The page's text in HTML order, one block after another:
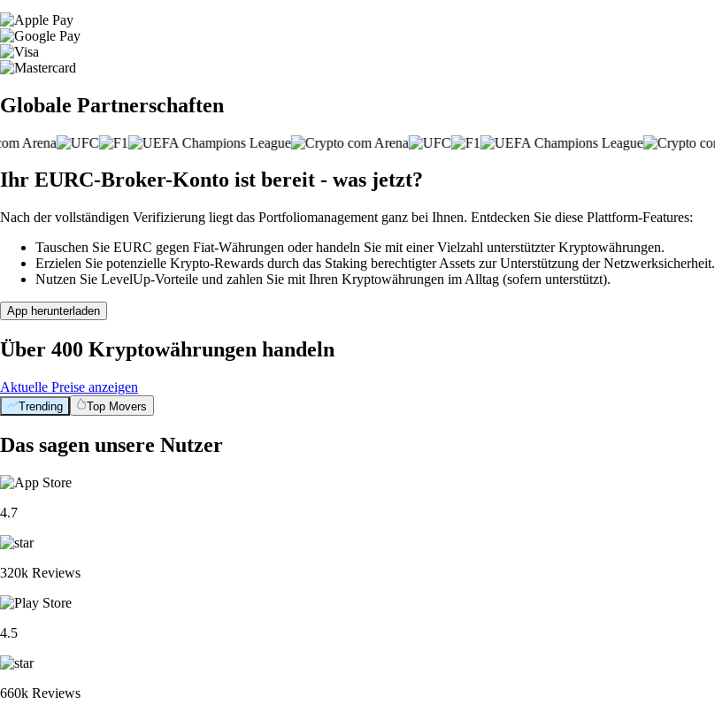
Globale Partnerschaften
Ihr EURC-Broker-Konto ist bereit - was jetzt?
Nach der vollständigen Verifizierung liegt das Portfoliomanagement ganz bei Ihnen. Entdecken Sie diese Plattform-Features:
Tauschen Sie EURC gegen Fiat-Währungen oder handeln Sie mit einer Vielzahl unterstützter Kryptowährungen.
Erzielen Sie potenzielle Krypto-Rewards durch das Staking berechtigter Assets zur Unterstützung der Netzwerksicherheit.
Nutzen Sie LevelUp-Vorteile und zahlen Sie mit Ihren Kryptowährungen im Alltag (sofern unterstützt).
App herunterladen
Über 400 Kryptowährungen handeln
Aktuelle Preise anzeigen
Trending Top Movers
Das sagen unsere Nutzer
4.7
320k Reviews
4.5
660k Reviews